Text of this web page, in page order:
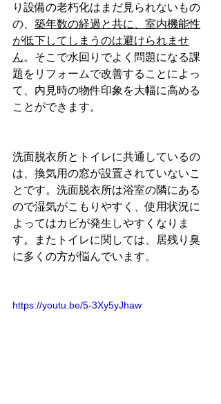
り設備の老朽化はまだ見られないもの
の、 築年数の経過と共に、室内機能性
が低下してしまうのは避けられませ
ん。そこで水回りでよく問題になる課
題をリフォームで改善することによっ
て、内見時の物件印象を大幅に高める
ことができます。
洗面脱衣所とトイレに共通しているの
は、換気用の窓が設置されていないこ
とです。洗面脱衣所は浴室の隣にある
ので湿気がこもりやすく、使用状況に
よってはカビが発生しやすくなりま
す。またトイレに関しては、居残り臭
に多くの方が悩んでいます。
https://youtu.be/5-3Xy5yJhaw